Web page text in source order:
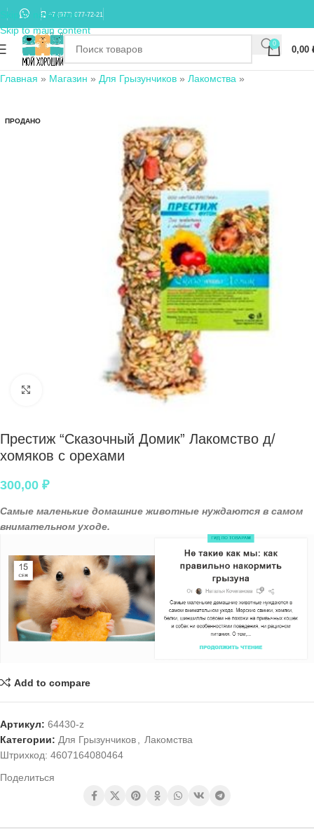
Skip to navigation
Skip to main content
+7 (977) 677-72-21
0
0,00
Главная » Магазин » Для Грызунчиков » Лакомства »
ПРОДАНО
Нажмите, чтобы увеличить
Престиж “Сказочный Домик” Лакомство д/
хомяков с орехами
300,00 ₽
Самые маленькие домашние животные нуждаются в самом
внимательном уходе.
Add to compare
Артикул: 64430-z
Категории: Для Грызунчиков, Лакомства
Штрихкод: 4607164080464
Поделиться